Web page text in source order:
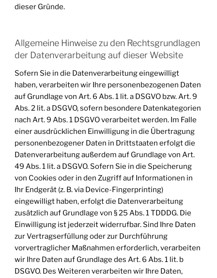
dieser Gründe.
Allgemeine Hinweise zu den Rechtsgrundlagen
der Datenverarbeitung auf dieser Website
Sofern Sie in die Datenverarbeitung eingewilligt
haben, verarbeiten wir Ihre personenbezogenen Daten
auf Grundlage von Art. 6 Abs. 1 lit. a DSGVO bzw. Art. 9
Abs. 2 lit. a DSGVO, sofern besondere Datenkategorien
nach Art. 9 Abs. 1 DSGVO verarbeitet werden. Im Falle
einer ausdrücklichen Einwilligung in die Übertragung
personenbezogener Daten in Drittstaaten erfolgt die
Datenverarbeitung außerdem auf Grundlage von Art.
49 Abs. 1 lit. a DSGVO. Sofern Sie in die Speicherung
von Cookies oder in den Zugriff auf Informationen in
Ihr Endgerät (z. B. via Device-Fingerprinting)
eingewilligt haben, erfolgt die Datenverarbeitung
zusätzlich auf Grundlage von § 25 Abs. 1 TDDDG. Die
Einwilligung ist jederzeit widerrufbar. Sind Ihre Daten
zur Vertragserfüllung oder zur Durchführung
vorvertraglicher Maßnahmen erforderlich, verarbeiten
wir Ihre Daten auf Grundlage des Art. 6 Abs. 1 lit. b
DSGVO. Des Weiteren verarbeiten wir Ihre Daten,